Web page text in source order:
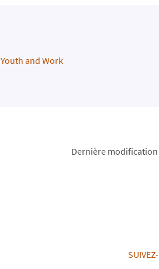
Youth and Work
Dernière modification